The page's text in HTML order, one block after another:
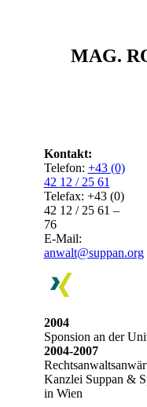
MAG.
Kontakt:
Telefon: +43 (0)
42 12 / 25 61
Telefax: +43 (0)
42 12 / 25 61 –
76
E-Mail:
anwalt@suppan.org
2004
Sponsion an der
2004-2007
Kanzlei Suppan &
in Wien